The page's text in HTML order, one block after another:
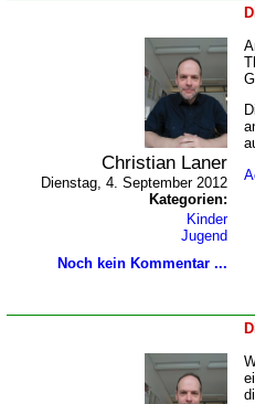
Christian Laner
Dienstag, 4. September 2012
Kategorien:
Kinder
Jugend
Noch kein Kommentar ...